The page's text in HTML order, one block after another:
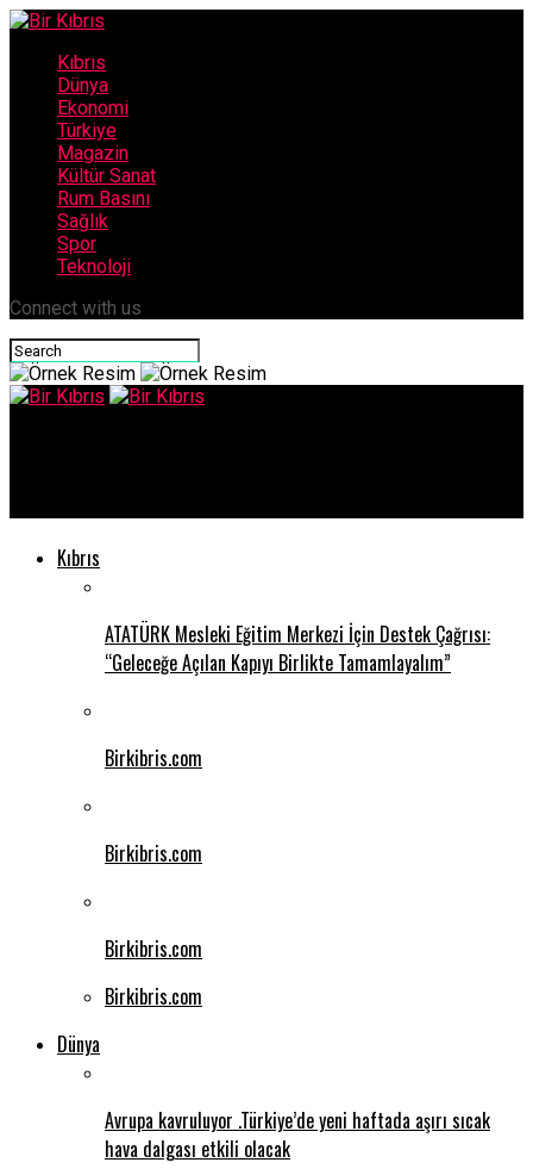
Kıbrıs
Dünya
Ekonomi
Türkiye
Magazin
Kültür Sanat
Rum Basını
Sağlık
Spor
Teknoloji
Connect with us
Kıbrıs
ATATÜRK Mesleki Eğitim Merkezi İçin Destek Çağrısı:
“Geleceğe Açılan Kapıyı Birlikte Tamamlayalım”
Birkibris.com
Birkibris.com
Birkibris.com
Birkibris.com
Dünya
Avrupa kavruluyor .Türkiye’de yeni haftada aşırı sıcak
hava dalgası etkili olacak